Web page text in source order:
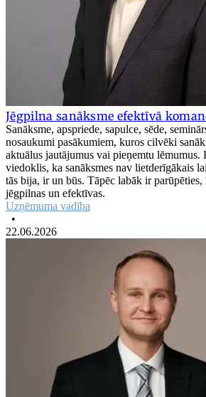
Jēgpilna sanāksme efektīvā
Sanāksme, apspriede, sapulce, sēde,
nosaukumi pasākumiem, kuros cilvēki
aktuālus jautājumus vai pieņemtu lēmumus.
viedoklis, ka sanāksmes nav lietderīgākais
tās bija, ir un būs. Tāpēc labāk ir parūpēties,
jēgpilnas un efektīvas.
Uzņēmuma vadība
•
22.06.2026